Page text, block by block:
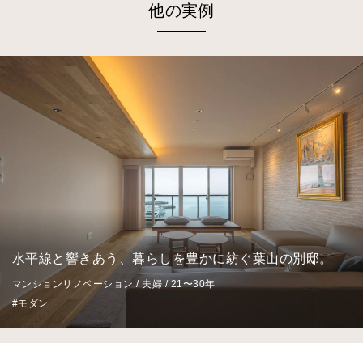
他の実例
水平線と響きあう、暮らしを豊かに紡ぐ葉山の別邸。
マンションリノベーション / 夫婦 / 21〜30年
#モダン